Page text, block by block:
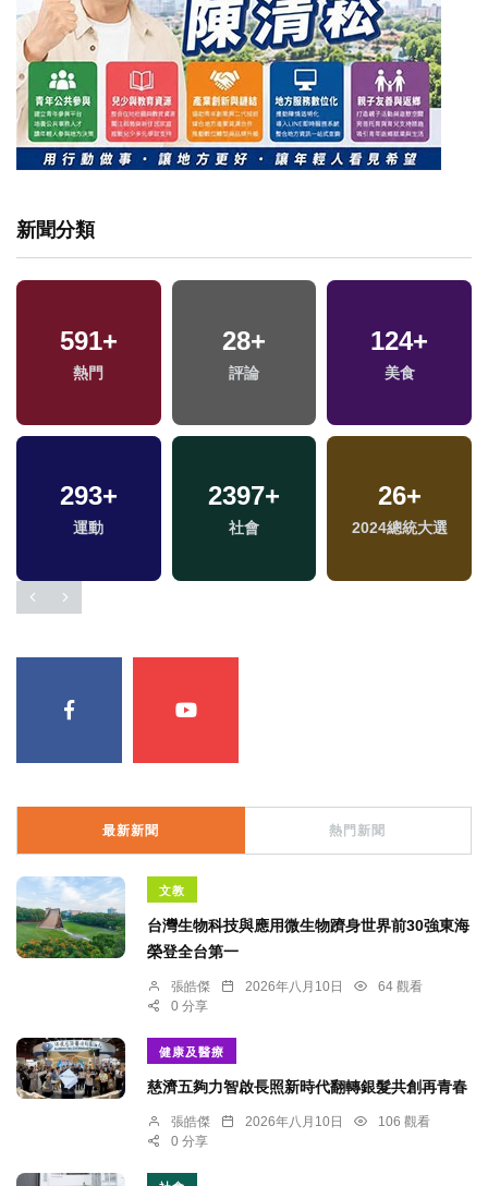
新聞分類
591+
熱門
28+
評論
124+
美食
293+
運動
2397+
社會
26+
2024總統大選
最新新聞 熱門新聞
文教
台灣生物科技與應用微生物躋身世界前30強東海
榮登全台第一
張皓傑 2026年八月10日
64 觀看
0 分享
健康及醫療
慈濟五夠力智啟長照新時代翻轉銀髮共創再青春
張皓傑 2026年八月10日
106 觀看
0 分享